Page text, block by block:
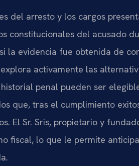
del arresto y los cargos
constitucionales del acusado
la evidencia fue obtenida de
activamente las
penal pueden ser
que, tras el cumplimiento
El Sr. Sris, propietario y
fiscal, lo que le permite